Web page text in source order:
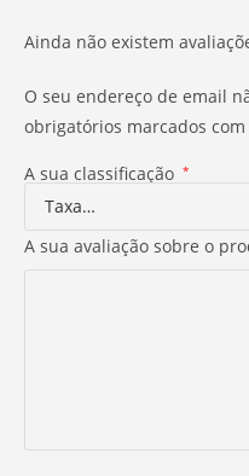
Ainda não existem
O seu endereço de email
obrigatórios marcados com
A sua classificação *
A sua avaliação sobre o